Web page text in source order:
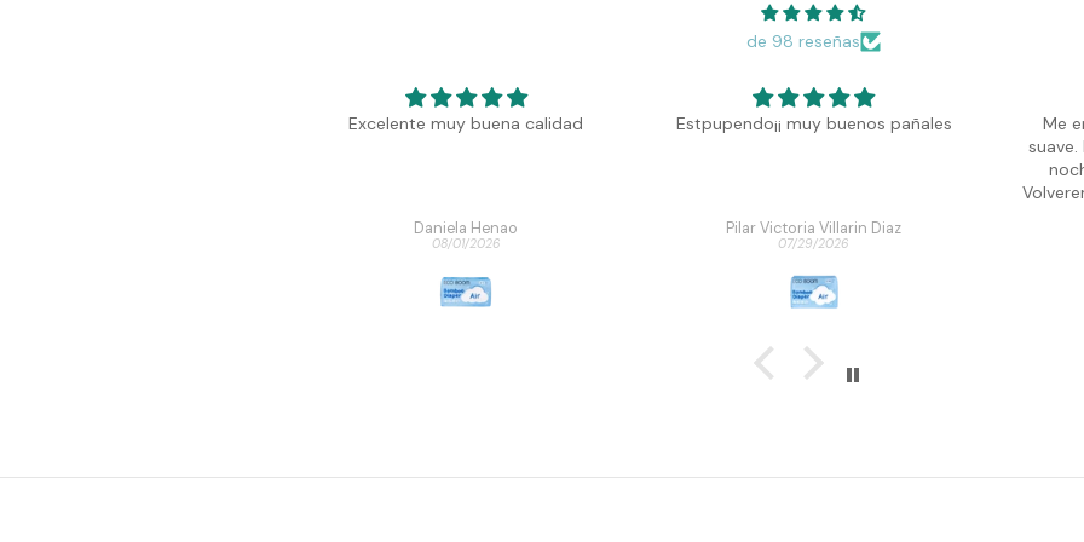
de 98 reseñas
Excelente muy buena calidad
Daniela Henao
08/01/2026
Estpupendo¡¡ muy buenos pañales
Pilar Victoria Villarin Diaz
07/29/2026
Me